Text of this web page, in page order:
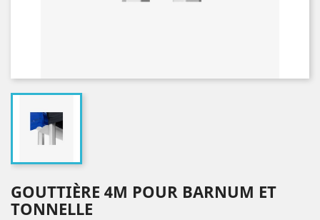
GOUTTIÈRE 4M POUR BARNUM ET
TONNELLE